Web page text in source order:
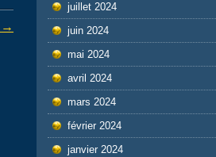
→
juillet 2024
juin 2024
mai 2024
avril 2024
mars 2024
février 2024
janvier 2024